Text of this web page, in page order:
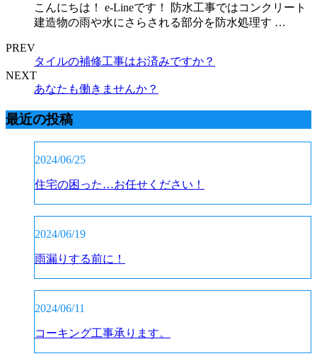
こんにちは！ e-Lineです！ 防水工事ではコンクリート
建造物の雨や水にさらされる部分を防水処理す …
PREV
タイルの補修工事はお済みですか？
NEXT
あなたも働きませんか？
最近の投稿
2024/06/25
住宅の困った…お任せください！
2024/06/19
雨漏りする前に！
2024/06/11
コーキング工事承ります。